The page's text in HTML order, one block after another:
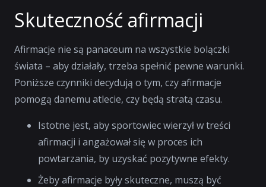
Skuteczność afirmacji
Afirmacje nie są panaceum na wszystkie bolączki
świata – aby działały, trzeba spełnić pewne warunki.
Poniższe czynniki decydują o tym, czy afirmacje
pomogą danemu atlecie, czy będą stratą czasu.
Istotne jest, aby sportowiec wierzył w treści
afirmacji i angażował się w proces ich
powtarzania, by uzyskać pozytywne efekty.
Żeby afirmacje były skuteczne, muszą być